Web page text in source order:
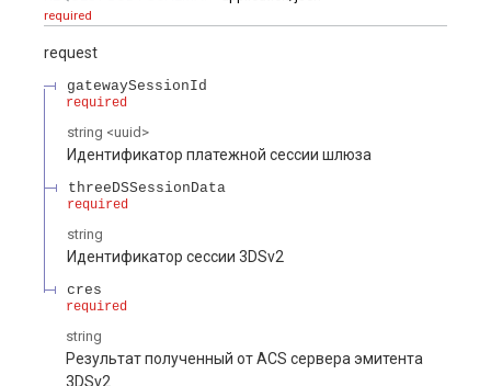
required
request
gatewaySessionId
required
string <uuid >
Идентификатор платежной сессии шлюза
threeDSSessionData
required
string
Идентификатор сессии 3DSv2
cres
required
string
Результат полученный от ACS сервера эмитента
3DSv2